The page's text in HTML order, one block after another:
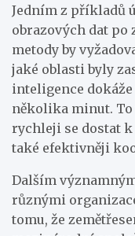
Jedním z příkladů
obrazových dat po
metody by
jaké oblasti byly
inteligence
několika minut.
rychleji se dostat
také efektivněji
Dalším
různými
tomu, že